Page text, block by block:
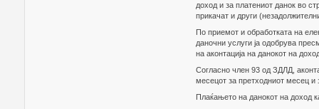
доход и за платениот данок во
прикачат и други
По приемот и обработката на
даночни услуги ја одобрува
на аконтација на данокот на
Согласно член 93 од ЗДЛД,
месецот за претходниот месец и
Плаќањето на данокот на доход